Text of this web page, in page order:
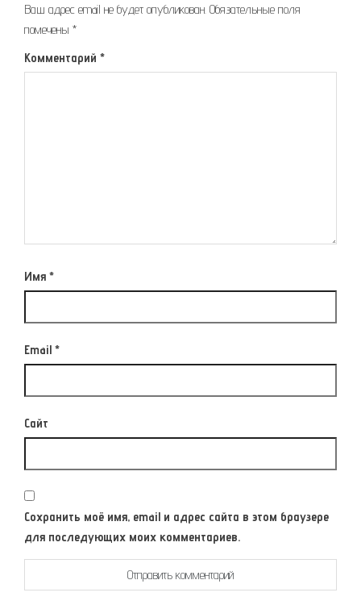
Ваш адрес email не будет опубликован. Обязательные поля
помечены *
Комментарий *
Имя *
Email *
Сайт
Сохранить моё имя, email и адрес сайта в этом браузере
для последующих моих комментариев.